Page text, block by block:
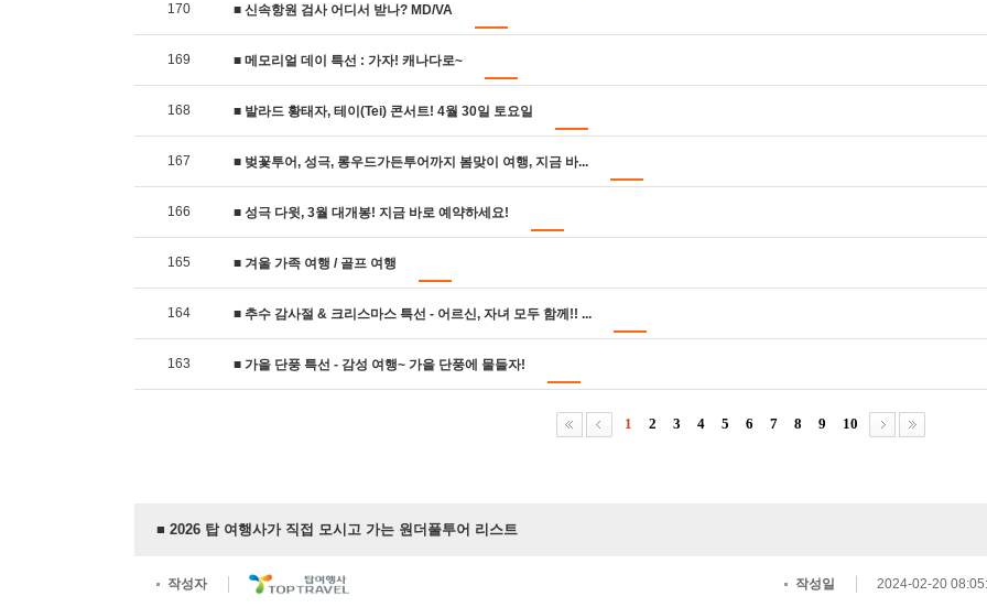
170 ■ 신속항원 검사 어디서 받나? MD/VA
169 ■ 메모리얼 데이 특선 : 가자! 캐나다로~
168 ■ 발라드 황태자, 테이(Tei) 콘서트! 4월 30일 토요일
167 ■ 벚꽃투어, 성극, 롱우드가든투어까지 봄맞이 여행, 지금 바...
166 ■ 성극 다윗, 3월 대개봉! 지금 바로 예약하세요!
165 ■ 겨울 가족 여행 / 골프 여행
164 ■ 추수 감사절 & 크리스마스 특선 - 어르신, 자녀 모두 함께!! ...
163 ■ 가을 단풍 특선 - 감성 여행~ 가을 단풍에 물들자!
1 2 3 4 5 6 7 8 9 10
■ 2026 탑 여행사가 직접 모시고 가는 원더풀투어 리스트
작성자 작성일 2024-02-20